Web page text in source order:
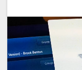
Videospeler